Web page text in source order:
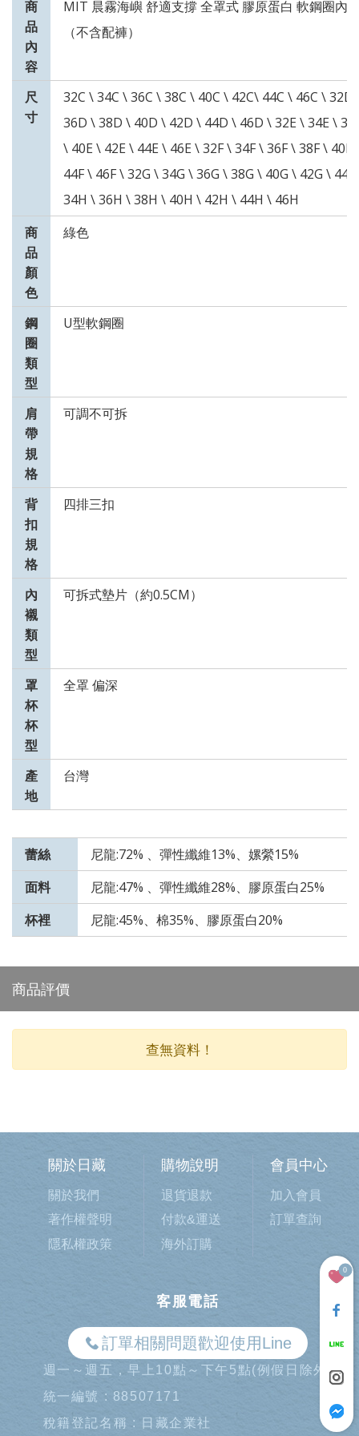
商
品
內
容
MIT 晨霧海嶼 舒適支撐 全罩式 膠原蛋白 軟鋼圈內
（不含配褲）
尺
寸
32C \ 34C \ 36C \ 38C \ 40C \ 42C\ 44C \ 46C \
36D \ 38D \ 40D \ 42D \ 44D \ 46D \ 32E \ 34E \
\ 40E \ 42E \ 44E \ 46E \ 32F \ 34F \ 36F \ 38F \ 40F
44F \ 46F \ 32G \ 34G \ 36G \ 38G \ 40G \ 42G \
34H \ 36H \ 38H \ 40H \ 42H \ 44H \ 46H
商
品
顏
色
綠色
鋼
圈
類
型
U型軟鋼圈
肩
帶
規
格
可調不可拆
背
扣
規
格
四排三扣
內
襯
類
型
可拆式墊片（約0.5CM）
罩
杯
杯
型
全罩 偏深
產
地
台灣
蕾絲
尼龍:72% 、彈性纖維13%、嫘縈15%
面料
尼龍:47% 、彈性纖維28%、膠原蛋白25%
杯裡
尼龍:45%、棉35%、膠原蛋白20%
商品評價
查無資料！
關於日藏
關於我們
著作權聲明
隱私權政策
購物說明
退貨退款
付款&運送
海外訂購
會員中心
加入會員
訂單查詢
客服電話
訂單相關問題歡迎使用Line
週一～週五，早上10點～下午5點(例假日除外)
統一編號 : 88507171
稅籍登記名稱 : 日藏企業社
0